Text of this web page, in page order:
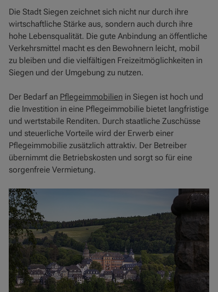
Die Stadt Siegen zeichnet sich nicht nur durch ihre
wirtschaftliche Stärke aus, sondern auch durch ihre
hohe Lebensqualität. Die gute Anbindung an öffentliche
Verkehrsmittel macht es den Bewohnern leicht, mobil
zu bleiben und die vielfältigen Freizeitmöglichkeiten in
Siegen und der Umgebung zu nutzen.
Der Bedarf an Pflegeimmobilien in Siegen ist hoch und
die Investition in eine Pflegeimmobilie bietet langfristige
und wertstabile Renditen. Durch staatliche Zuschüsse
und steuerliche Vorteile wird der Erwerb einer
Pflegeimmobilie zusätzlich attraktiv. Der Betreiber
übernimmt die Betriebskosten und sorgt so für eine
sorgenfreie Vermietung.